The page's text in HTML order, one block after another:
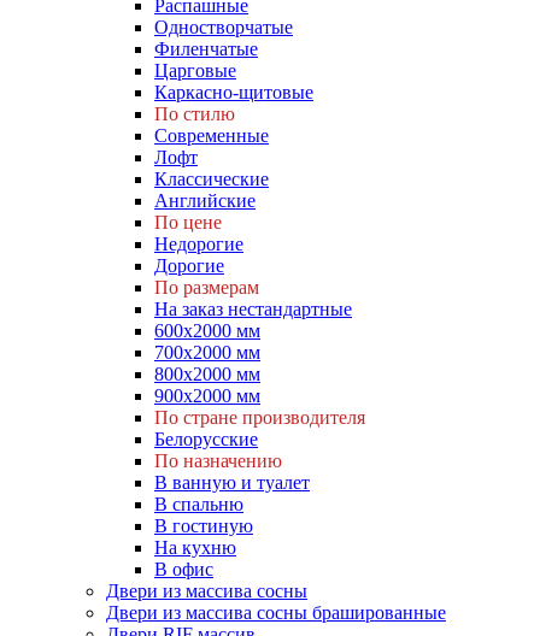
Распашные
Одностворчатые
Филенчатые
Царговые
Каркасно-щитовые
По стилю
Современные
Лофт
Классические
Английские
По цене
Недорогие
Дорогие
По размерам
На заказ нестандартные
600х2000 мм
700х2000 мм
800х2000 мм
900х2000 мм
По стране производителя
Белорусские
По назначению
В ванную и туалет
В спальню
В гостиную
На кухню
В офис
Двери из массива сосны
Двери из массива сосны брашированные